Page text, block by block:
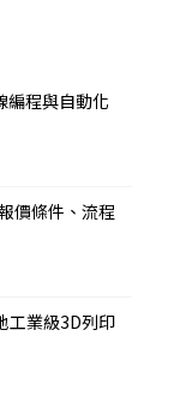
編程與自動化
價條件、流程
工業級3D列印